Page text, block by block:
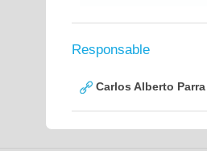
Responsable
Carlos Alberto